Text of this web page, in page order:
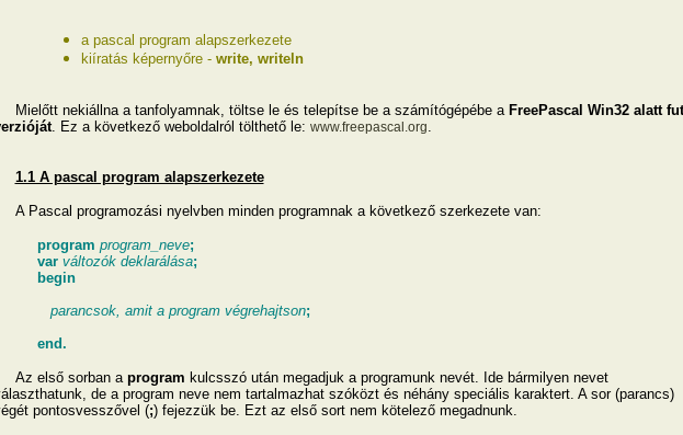
a pascal program alapszerkezete
kiíratás képernyőre - write, writeln
Mielőtt nekiállna a tanfolyamnak, töltse le és telepítse be a számítógépébe a FreePascal Win32 alatt
. Ez a következő weboldalról tölthető le: www.freepascal.org.
1.1 A pascal program alapszerkezete
A Pascal programozási nyelvben minden programnak a következő szerkezete van:
program program_neve;
var változók deklarálása;
begin
parancsok, amit a program végrehajtson;
end.
Az első sorban a program kulcsszó után megadjuk a programunk nevét. Ide bármilyen nevet
de a program neve nem tartalmazhat szóközt és néhány speciális karaktert. A sor (parancs)
pontosvesszővel (;) fejezzük be. Ezt az első sort nem kötelező megadnunk.